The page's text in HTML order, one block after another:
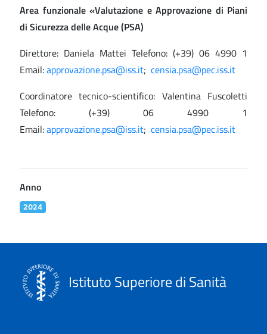
Area funzionale «Valutazione e Approvazione di Piani
di Sicurezza delle Acque (PSA)
Direttore: Daniela Mattei Telefono: (+39) 06 4990 1
Email:approvazione.psa@iss.it; censia.psa@pec.iss.it
Coordinatore tecnico-scientifico: Valentina Fuscoletti
Telefono: (+39) 06 4990 1
Email:approvazione.psa@iss.it; censia.psa@pec.iss.it
Anno
2024
Istituto Superiore di Sanità